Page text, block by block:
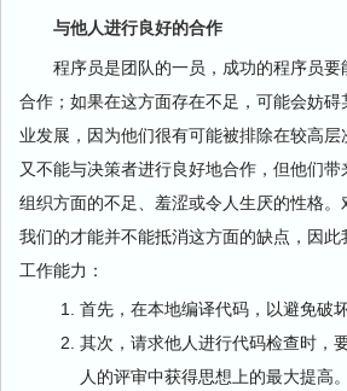
与他人进行良好的合作
程序员是团队的一员，成功的程序员要
合作；如果在这方面存在不足，可能会妨
业发展，因为他们很有可能被排除在较高
又不能与决策者进行良好地合作，但他们
组织方面的不足、羞涩或令人生厌的性格。
我们的才能并不能抵消这方面的缺点，因
工作能力：
首先，在本地编译代码，以避免破
其次，请求他人进行代码检查时，
人的评审中获得思想上的最大提高。